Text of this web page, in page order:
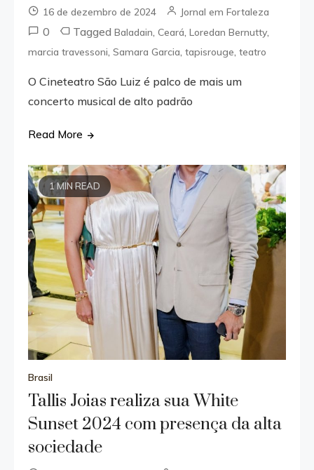
16 de dezembro de 2024 Jornal em Fortaleza
0 TaggedBaladain ,Ceará ,Loredan Bernutty
marcia travessoni ,Samara Garcia ,tapisrouge ,teatro
O Cineteatro São Luiz é palco de mais um
concerto musical de alto padrão
Read More
1 MIN READ
Brasil
Tallis Joias realiza sua White
Sunset 2024 com presença da alta
sociedade